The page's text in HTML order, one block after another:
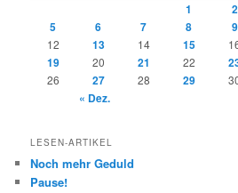
1
2
5
6 7 8 9
12 13 14 15
19 20 21 22
26 27 28 29
« Dez.
LESEN-ARTIKEL
Noch mehr Geduld
Pause!